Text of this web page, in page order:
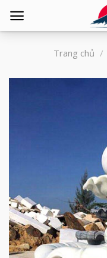
Trang chủ /